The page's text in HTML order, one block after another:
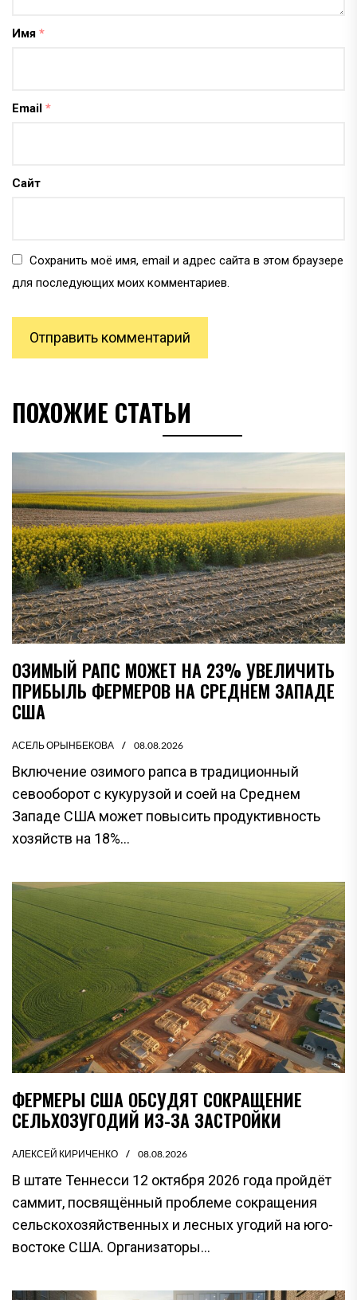
Имя *
Email *
Сайт
Сохранить моё имя, email и адрес сайта в этом браузере
для последующих моих комментариев.
ПОХОЖИЕ СТАТЬИ
ОЗИМЫЙ РАПС МОЖЕТ НА 23% УВЕЛИЧИТЬ
ПРИБЫЛЬ ФЕРМЕРОВ НА СРЕДНЕМ ЗАПАДЕ
США
АСЕЛЬ ОРЫНБЕКОВА 08.08.2026
Включение озимого рапса в традиционный
севооборот с кукурузой и соей на Среднем
Западе США может повысить продуктивность
хозяйств на 18%...
ФЕРМЕРЫ США ОБСУДЯТ СОКРАЩЕНИЕ
СЕЛЬХОЗУГОДИЙ ИЗ-ЗА ЗАСТРОЙКИ
АЛЕКСЕЙ КИРИЧЕНКО 08.08.2026
В штате Теннесси 12 октября 2026 года пройдёт
саммит, посвящённый проблеме сокращения
сельскохозяйственных и лесных угодий на юго-
востоке США. Организаторы...